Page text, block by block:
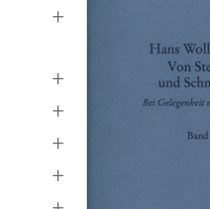
+
+
+
+
+